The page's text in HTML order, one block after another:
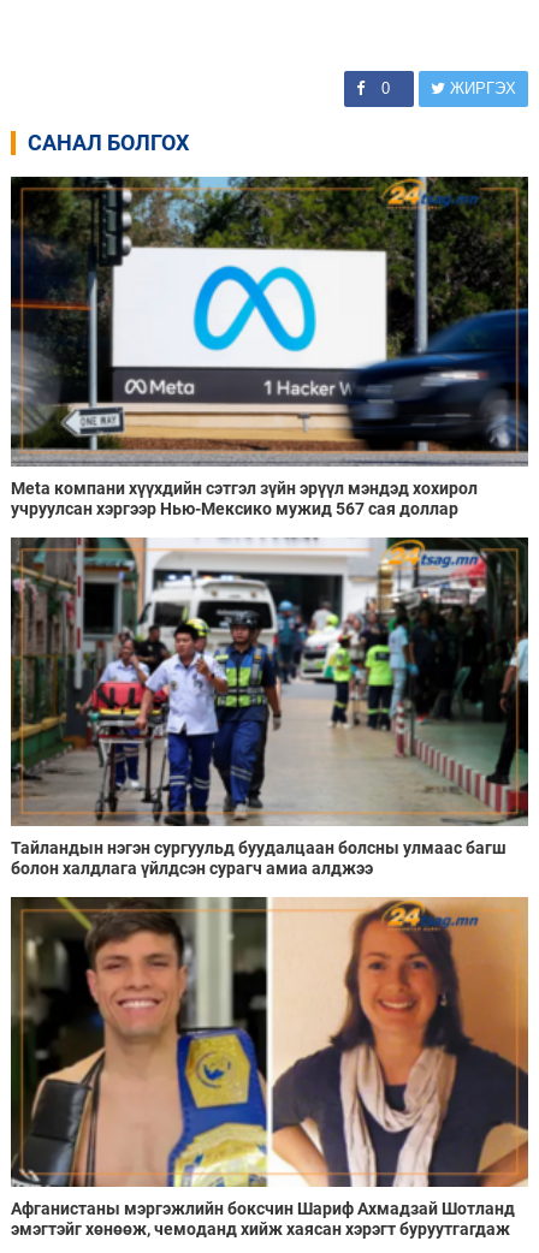
0 ЖИРГЭХ
САНАЛ БОЛГОХ
Meta компани хүүхдийн сэтгэл зүйн эрүүл мэндэд хохирол
учруулсан хэргээр Нью-Мексико мужид 567 сая доллар
Тайландын нэгэн сургуульд буудалцаан болсны улмаас багш
болон халдлага үйлдсэн сурагч амиа алджээ
Афганистаны мэргэжлийн боксчин Шариф Ахмадзай Шотланд
эмэгтэйг хөнөөж, чемоданд хийж хаясан хэрэгт буруутгагдаж